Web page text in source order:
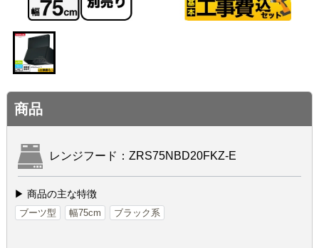
商品
レンジフード：ZRS75NBD20FKZ-E
▶ 商品の主な特徴
ブーツ型 幅75cm ブラック系